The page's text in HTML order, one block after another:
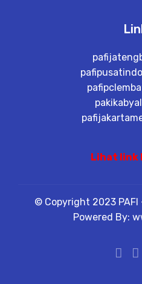
Lihat link
© Copyright 2023 PAFI
Powered By: